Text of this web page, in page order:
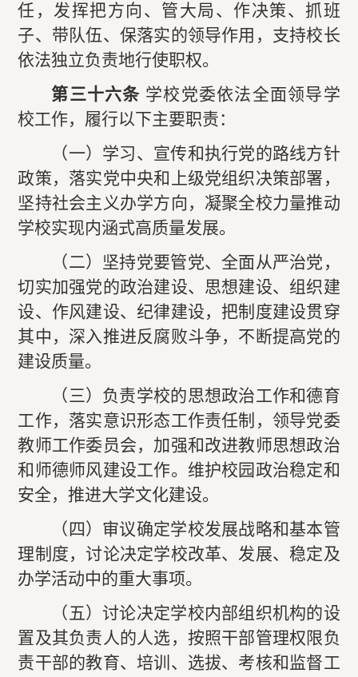
任，发挥把方向、管大局、作决策、抓班
子、带队伍、保落实的领导作用，支持校长
依法独立负责地行使职权。
第三十六条 学校党委依法全面领导学
校工作，履行以下主要职责：
（一）学习、宣传和执行党的路线方针
政策，落实党中央和上级党组织决策部署，
坚持社会主义办学方向，凝聚全校力量推动
学校实现内涵式高质量发展。
（二）坚持党要管党、全面从严治党，
切实加强党的政治建设、思想建设、组织建
设、作风建设、纪律建设，把制度建设贯穿
其中，深入推进反腐败斗争，不断提高党的
建设质量。
（三）负责学校的思想政治工作和德育
工作，落实意识形态工作责任制，领导党委
教师工作委员会，加强和改进教师思想政治
和师德师风建设工作。维护校园政治稳定和
安全，推进大学文化建设。
（四）审议确定学校发展战略和基本管
理制度，讨论决定学校改革、发展、稳定及
办学活动中的重大事项。
（五）讨论决定学校内部组织机构的设
置及其负责人的人选，按照干部管理权限负
责干部的教育、培训、选拔、考核和监督工